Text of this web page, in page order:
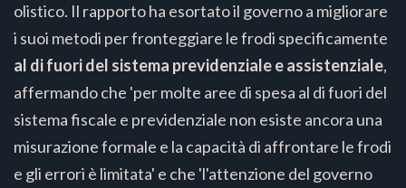
olistico. Il rapporto ha esortato il governo a migliorare
i suoi metodi per fronteggiare le frodi specificamente
al di fuori del sistema previdenziale e assistenziale,
affermando che 'per molte aree di spesa al di fuori del
sistema fiscale e previdenziale non esiste ancora una
misurazione formale e la capacità di affrontare le frodi
e gli errori è limitata' e che 'l'attenzione del governo